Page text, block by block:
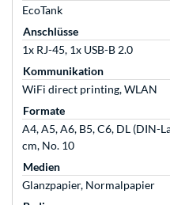
EcoTank
Anschlüsse
1x RJ-45, 1x USB-B 2.0
Kommunikation
WiFi direct printing, WLAN
Formate
A4, A5, A6, B5, C6, DL (DIN-
cm, No. 10
Medien
Glanzpapier, Normalpapier